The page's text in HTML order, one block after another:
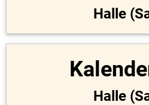
Halle
Halle